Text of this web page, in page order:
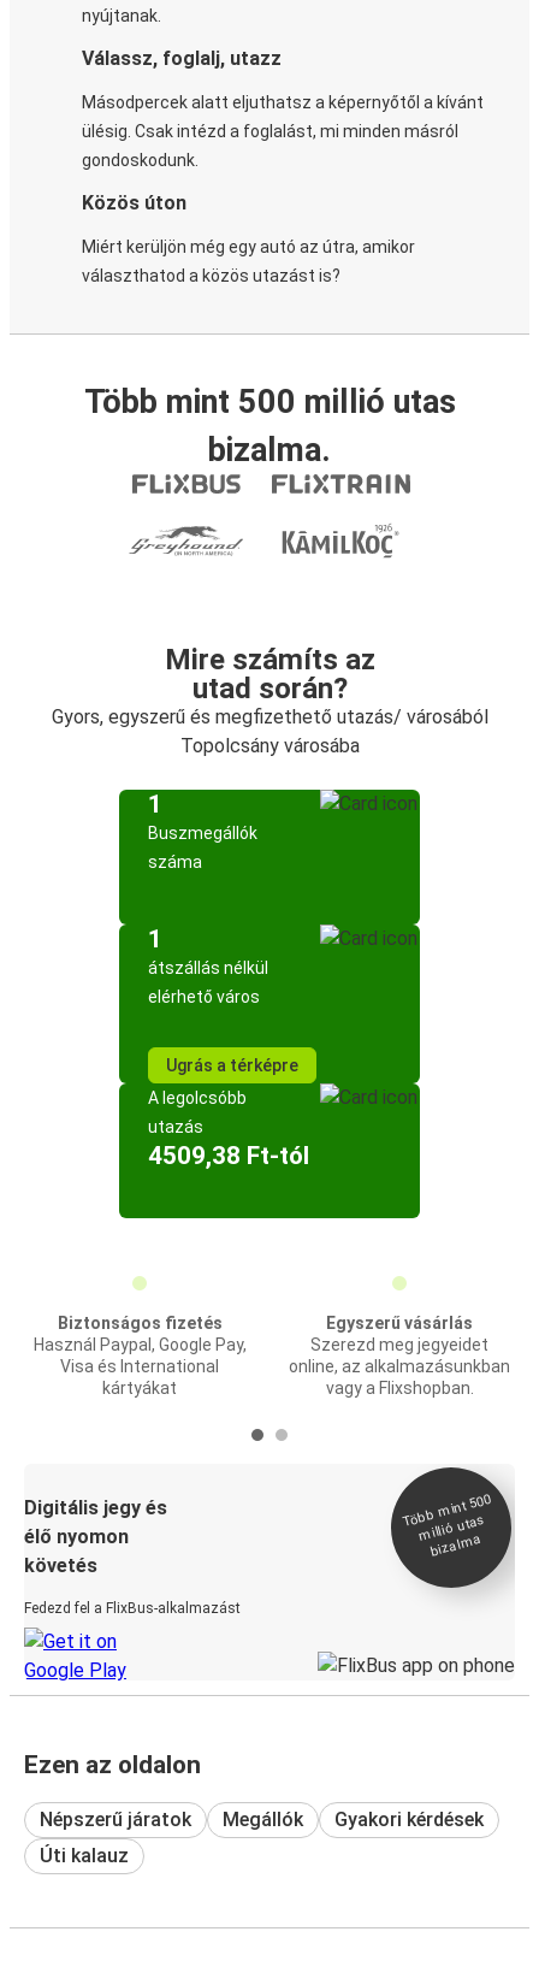
nyújtanak.
Válassz, foglalj, utazz
Másodpercek alatt eljuthatsz a képernyőtől a kívánt
ülésig. Csak intézd a foglalást, mi minden másról
gondoskodunk.
Közös úton
Miért kerüljön még egy autó az útra, amikor
választhatod a közös utazást is?
Több mint 500 millió utas
bizalma.
Mire számíts az
utad során?
Gyors, egyszerű és megfizethető utazás/ városából
Topolcsány városába
1
Buszmegállók
száma
1
átszállás nélkül
elérhető város
Ugrás a térképre
A legolcsóbb
utazás
4509,38 Ft-tól
Biztonságos fizetés
Használ Paypal, Google Pay,
Visa és International
kártyákat
Egyszerű vásárlás
Szerezd meg jegyeidet
online, az alkalmazásunkban
vagy a Flixshopban.
Digitális jegy és
élő nyomon
követés
Fedezd fel a FlixBus-alkalmazást
Több
mint 500
millió utas
bizal
ma
Ezen az oldalon
Népszerű járatok Megállók
Gyakori kérdések
Úti kalauz